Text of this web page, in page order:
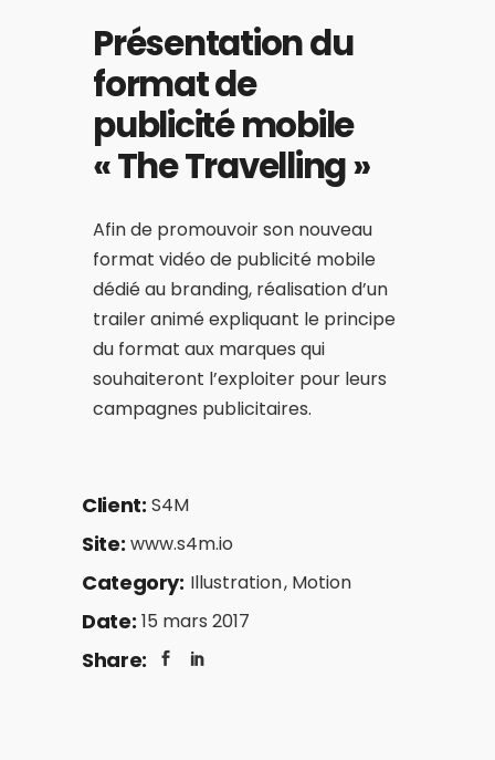
Présentation du
format de
publicité mobile
« The Travelling »
Afin de promouvoir son nouveau
format vidéo de publicité mobile
dédié au branding, réalisation d’un
trailer animé expliquant le principe
du format aux marques qui
souhaiteront l’exploiter pour leurs
campagnes publicitaires.
Client: S4M
Site: www.s4m.io
Category: Illustration Motion
Date: 15 mars 2017
Share: